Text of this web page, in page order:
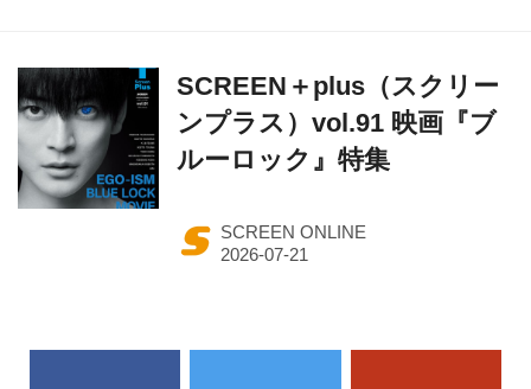
SCREEN＋plus（スクリー
ンプラス）vol.91 映画『ブ
ルーロック』特集
SCREEN ONLINE